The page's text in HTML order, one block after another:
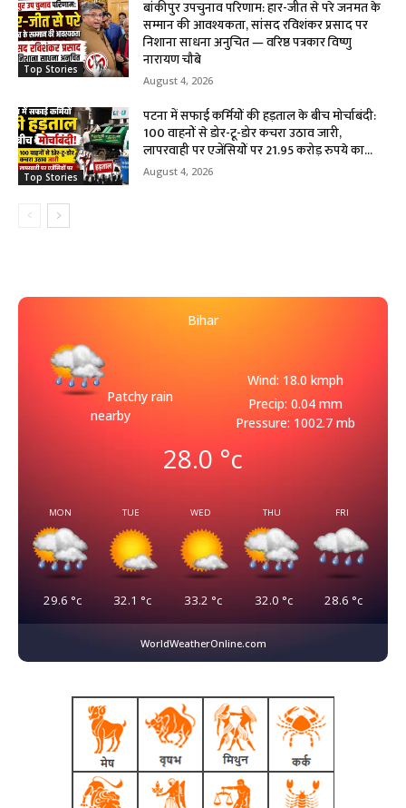
Top Stories
बांकीपुर उपचुनाव परिणाम: हार-जीत से परे जनमत के
सम्मान की आवश्यकता, सांसद रविशंकर प्रसाद पर
निशाना साधना अनुचित — वरिष्ठ पत्रकार विष्णु
नारायण चौबे
August 4, 2026
Top Stories
पटना में सफाई कर्मियों की हड़ताल के बीच मोर्चाबंदी:
100 वाहनों से डोर-टू-डोर कचरा उठाव जारी,
लापरवाही पर एजेंसियों पर 21.95 करोड़ रुपये का...
August 4, 2026
Bihar
Patchy rain
nearby
Wind: 18.0 kmph
Precip: 0.04 mm
Pressure: 1002.7 mb
28.0 °c
MON
29.6 °c
TUE
32.1 °c
WED
33.2 °c
THU
32.0 °c
FRI
28.6 °c
WorldWeatherOnline.com